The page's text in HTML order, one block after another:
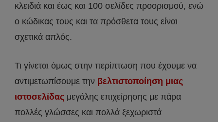
κλειδιά και έως και 100 σελίδες προορισμού, ενώ
ο κώδικας τους και τα πρόσθετα τους είναι
σχετικά απλός.
Τι γίνεται όμως στην περίπτωση που έχουμε να
αντιμετωπίσουμε την βελτιστοποίηση μιας
ιστοσελίδας μεγάλης επιχείρησης με πάρα
πολλές γλώσσες και πολλά ξεχωριστά